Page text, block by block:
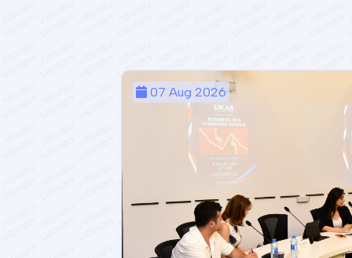
07 Aug 2026